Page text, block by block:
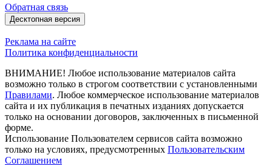
Обратная связь
Десктопная версия
Реклама на сайте
Политика конфиденциальности
ВНИМАНИЕ! Любое использование материалов сайта
возможно только в строгом соответствии с установленными
Правилами. Любое коммерческое использование материалов
сайта и их публикация в печатных изданиях допускается
только на основании договоров, заключенных в письменной
форме.
Использование Пользователем сервисов сайта возможно
только на условиях, предусмотренных Пользовательским
Соглашением